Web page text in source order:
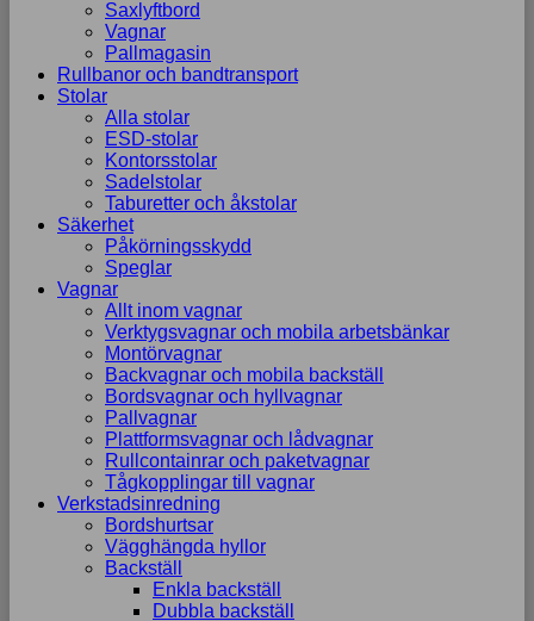
Saxlyftbord
Vagnar
Pallmagasin
Rullbanor och bandtransport
Stolar
Alla stolar
ESD-stolar
Kontorsstolar
Sadelstolar
Taburetter och åkstolar
Säkerhet
Påkörningsskydd
Speglar
Vagnar
Allt inom vagnar
Verktygsvagnar och mobila arbetsbänkar
Montörvagnar
Backvagnar och mobila backställ
Bordsvagnar och hyllvagnar
Pallvagnar
Plattformsvagnar och lådvagnar
Rullcontainrar och paketvagnar
Tågkopplingar till vagnar
Verkstadsinredning
Bordshurtsar
Vägghängda hyllor
Backställ
Enkla backställ
Dubbla backställ